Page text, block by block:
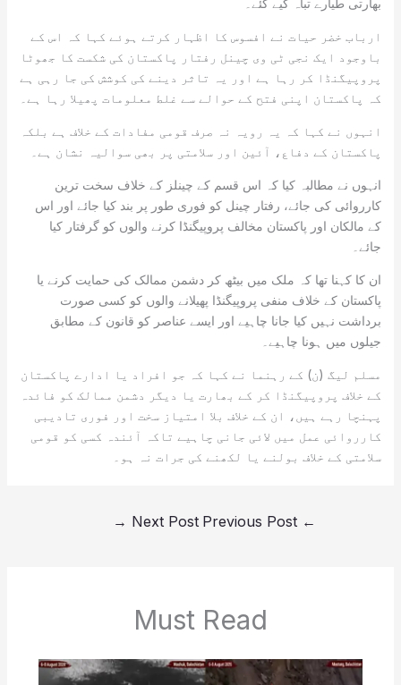
بھارتی طیارے تباہ کیے گئے۔
ارباب خضر حیات نے افسوس کا اظہار کرتے ہوئے کہا کہ اس کے
باوجود ایک نجی ٹی وی چینل رفتار پاکستان کی شکست کا جھوٹا
پروپیگنڈا کر رہا ہے اور یہ تاثر دینے کی کوشش کی جا رہی ہے
کہ پاکستان اپنی فتح کے حوالے سے غلط معلومات پھیلا رہا ہے۔
انہوں نے کہا کہ یہ رویہ نہ صرف قومی مفادات کے خلاف ہے بلکہ
پاکستان کے دفاع، آئین اور سلامتی پر بھی سوالیہ نشان ہے۔
انہوں نے مطالبہ کیا کہ اس قسم کے چینلز کے خلاف سخت ترین
کارروائی کی جائے، رفتار چینل کو فوری طور پر بند کیا جائے اور اس
کے مالکان اور پاکستان مخالف پروپیگنڈا کرنے والوں کو گرفتار کیا
جائے۔
ان کا کہنا تھا کہ ملک میں بیٹھ کر دشمن ممالک کی حمایت کرنے یا
پاکستان کے خلاف منفی پروپیگنڈا پھیلانے والوں کو کسی صورت
برداشت نہیں کیا جانا چاہیے اور ایسے عناصر کو قانون کے مطابق
جیلوں میں ہونا چاہیے۔
مسلم لیگ (ن) کے رہنما نے کہا کہ جو افراد یا ادارے پاکستان
کے خلاف پروپیگنڈا کر کے بھارت یا دیگر دشمن ممالک کو فائدہ
پہنچا رہے ہیں، ان کے خلاف بلا امتیاز سخت اور فوری تادیبی
کارروائی عمل میں لائی جانی چاہیے تاکہ آئندہ کسی کو قومی
سلامتی کے خلاف بولنے یا لکھنے کی جرات نہ ہو۔
←
Next Post
→
Must Read